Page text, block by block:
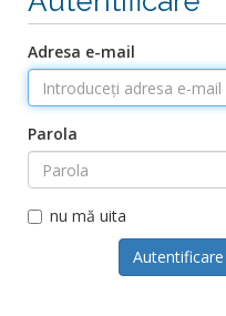
Adresa e-mail
Parola
nu mă uita